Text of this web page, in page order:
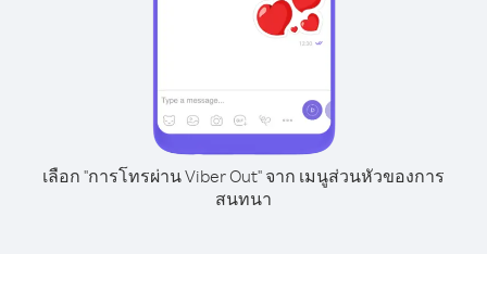
เลือก "การโทรผ่าน Viber Out" จาก เมนูส่วนหัวของการ
สนทนา